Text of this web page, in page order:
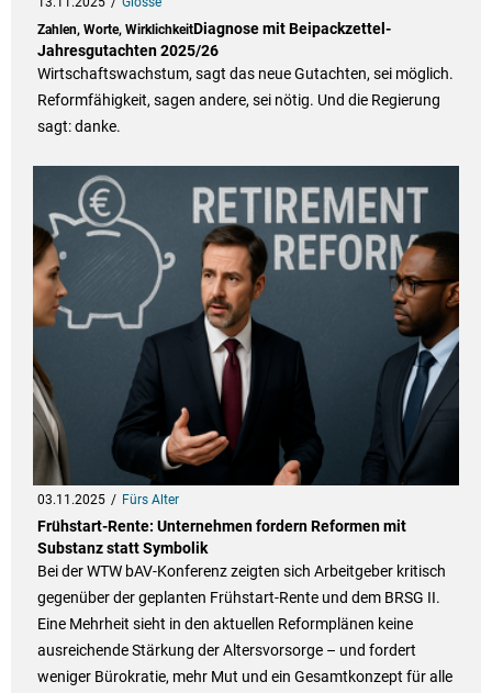
Zahlen, Worte, WirklichkeitDiagnose mit Beipackzettel-
Jahresgutachten 2025/26
Wirtschaftswachstum, sagt das neue Gutachten, sei möglich.
Reformfähigkeit, sagen andere, sei nötig. Und die Regierung
sagt: danke.
03.11.2025 Fürs Alter
Frühstart-Rente: Unternehmen fordern Reformen mit
Substanz statt Symbolik
Bei der WTW bAV-Konferenz zeigten sich Arbeitgeber kritisch
gegenüber der geplanten Frühstart-Rente und dem BRSG II.
Eine Mehrheit sieht in den aktuellen Reformplänen keine
ausreichende Stärkung der Altersvorsorge – und fordert
weniger Bürokratie, mehr Mut und ein Gesamtkonzept für alle